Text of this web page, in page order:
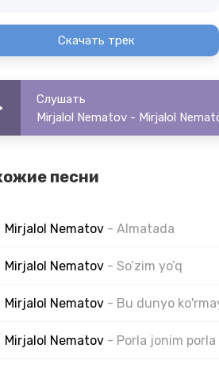
Скачать трек
Слушать
Mirjalol Nematov - Mirjalol
песни
Mirjalol Nematov - Almatada
Mirjalol Nematov - So’zim yo’q
Mirjalol Nematov - Bu dunyo
Mirjalol Nematov - Porla jonim porla